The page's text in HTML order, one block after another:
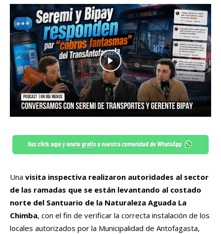
Una visita inspectiva realizaron autoridades al sector
de las ramadas que se están levantando al costado
norte del Santuario de la Naturaleza Aguada La
Chimba, con el fin de verificar la correcta instalación de los
locales autorizados por la Municipalidad de Antofagasta,